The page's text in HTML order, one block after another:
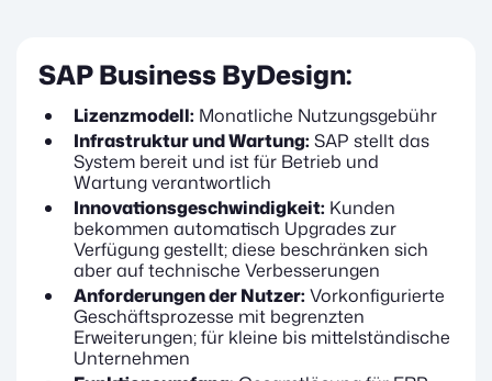
SAP Business ByDesign:
Lizenzmodell: Monatliche Nutzungsgebühr
Infrastruktur und Wartung: SAP stellt das
System bereit und ist für Betrieb und
Wartung verantwortlich
Innovationsgeschwindigkeit: Kunden
bekommen automatisch Upgrades zur
Verfügung gestellt; diese beschränken sich
aber auf technische Verbesserungen
Anforderungen der Nutzer: Vorkonfigurierte
Geschäftsprozesse mit begrenzten
Erweiterungen; für kleine bis mittelständische
Unternehmen